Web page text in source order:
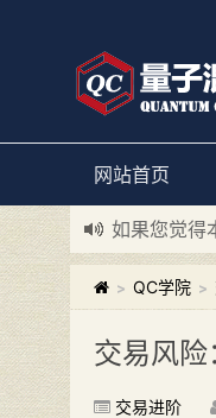
网站首页
如果您觉得
新添加量子
> QC学院 >
交易风险
交易进阶